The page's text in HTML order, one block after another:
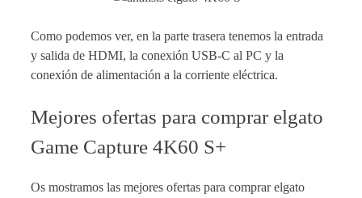
Como podemos ver, en la parte trasera tenemos la entrada
y salida de HDMI, la conexión USB-C al PC y la
conexión de alimentación a la corriente eléctrica.
Mejores ofertas para comprar elgato
Game Capture 4K60 S+
Os mostramos las mejores ofertas para comprar elgato